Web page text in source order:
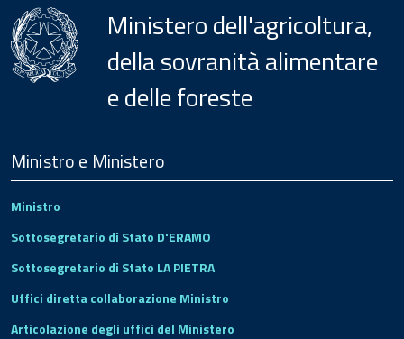
Ministero dell'agricoltura,
della sovranità alimentare
e delle foreste
Footer
Ministro e Ministero
Ministro
Sottosegretario di Stato D'ERAMO
Sottosegretario di Stato LA PIETRA
Uffici diretta collaborazione Ministro
Articolazione degli uffici del Ministero